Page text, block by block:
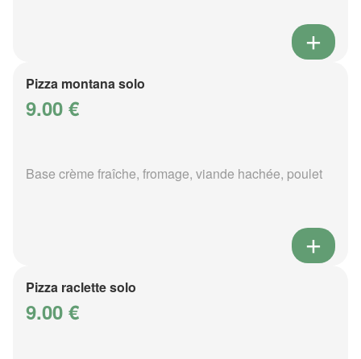
Pizza montana solo
9.00 €
Base crème fraîche, fromage, viande hachée, poulet
Pizza raclette solo
9.00 €